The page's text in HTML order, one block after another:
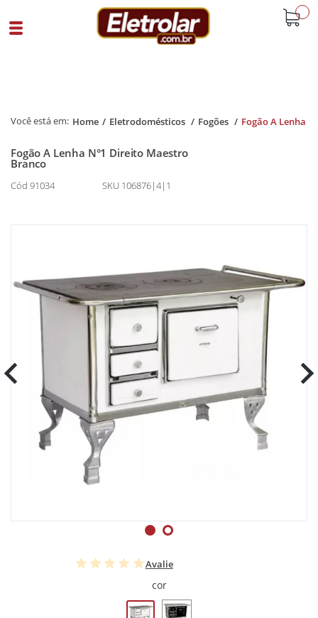
Home Eletrodomésticos Fogões Fogão A Lenha
Fogão A Lenha N°1 Direito Maestro
Branco
Cód 91034 SKU 106876|4|1
Avalie
cor